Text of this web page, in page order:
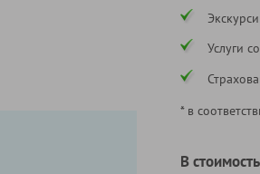
Услуги
* в
В